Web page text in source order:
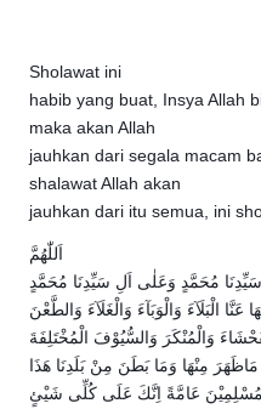
Sholawat ini
habib yang buat, Insya Allah
maka akan Allah
jauhkan dari segala macam
shalawat Allah akan
jauhkan dari itu semua, ini
اَللّٰهُمَّ
مُحَمَّدٍ وَعَلٰی اَلِ سَيِّدِنَا مُحَمَّدٍ
عَنَّا الْبَلَآءَ وَالْوَبَآءَ وَالْغَلَآءَ وَالطَّعْنَ
وَالْمُنْكَرَ وَالسُّيُوْفَ الْمُخْتَلِفَةَ
مِنْهَا وَمَا بَطَنَ مِنْ بَلَدِنَا هَذَا
عَامَّةً اِنَّكَ عَلَى كُلِّى شَيْئٍ